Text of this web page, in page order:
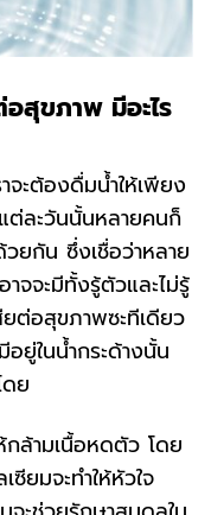
อสุขภาพ มีอะไร
จะต้องดื่มน้ำให้เพียง
ละวันนั้นหลายคนก็
ยกัน ซึ่งเชื่อว่าหลาย
จจะมีทั้งรู้ตัวและไม่รู้
ต่อสุขภาพซะทีเดียว
ยู่ในน้ำกระด้างนั้น
ย
กล้ามเนื้อหดตัว โดย
ซียมจะทำให้หัวใจ